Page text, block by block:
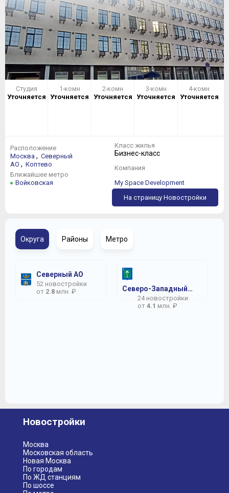
Студия
Уточняется
1-комн
Уточняется
2-комн
Уточняется
3-комн
Уточняется
4-комн
Уточняется
Расположение
Москва , Северный
АО , Коптево
Ближайшее метро
Войковская
Класс жилья
Бизнес-класс
Компания
My Space Development
На страницу Новостройки
Округа Районы Метро
Северный АО
52 новостройки
от 2.8 млн. ₽ Северо-Западный АО
24 новостройки
от4.1 млн. ₽
Новостройки
Москва
Московская область
Новая Москва
По городам
По ЖД станциям
По шоссе